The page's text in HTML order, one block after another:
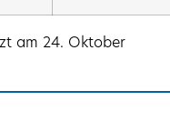
am 24. Oktober